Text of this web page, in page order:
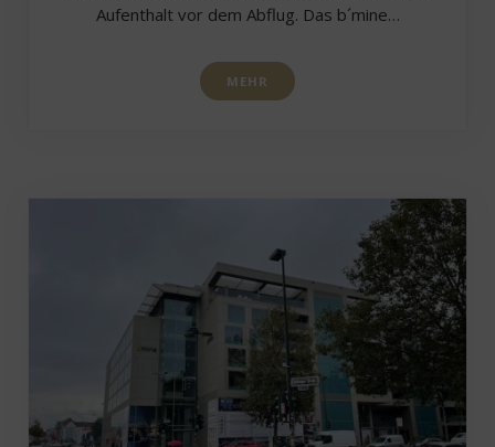
Aufenthalt vor dem Abflug. Das b´mine…
MEHR